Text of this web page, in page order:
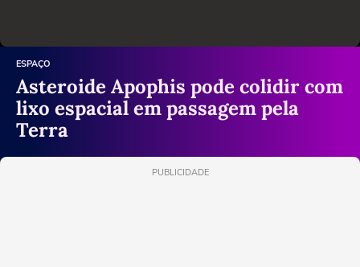
ESPAÇO
Asteroide Apophis pode colidir com
lixo espacial em passagem pela
Terra
PUBLICIDADE